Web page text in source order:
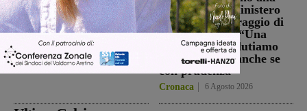
ha scelto la strada della
continuità, appena un
paio i volti nuovi
San Giovanni Valdarno
6 Agosto 2026
deroga ma il Ministero
apre al monitoraggio di
sei mesi. Vadi: “Una
risposta che valutiamo
positivamente anche se
con prudenza”
Cronaca 6 Agosto 2026